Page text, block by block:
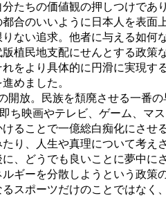
ちの価値観の押しつけであ
のいいように日本人を表面
い追求。他者に与える如何
民地支配にせんとする政策
より具体的に円滑に実現す
めました。
放。民族を頽廃させる一番の
映画やテレビ、ゲーム、マ
ことで一億総白痴化にさせ
、人生や真理について考え
どうでも良いことに夢中に
ーを分散しようという政策の
ポーツだけのことではなく